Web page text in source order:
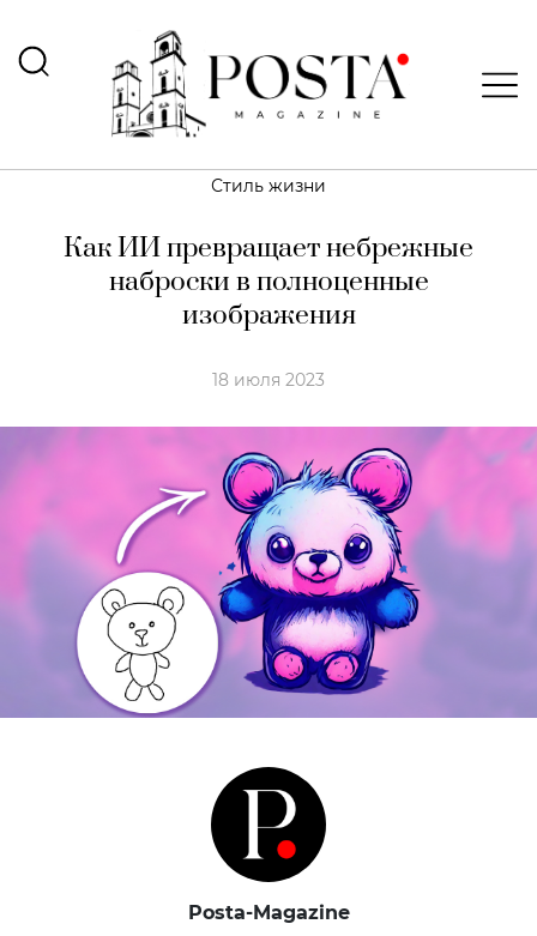
Стиль жизни
Как ИИ превращает небрежные
наброски в полноценные
изображения
18 июля 2023
Posta-Magazine